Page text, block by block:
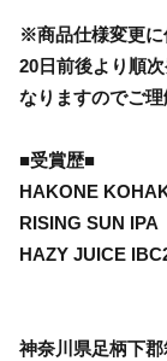
※商品仕様変更に
20日前後より順
なりますのでご理
■受賞歴■
HAKONE
RISING SUN IPA
HAZY JUICE
神奈川県足柄下